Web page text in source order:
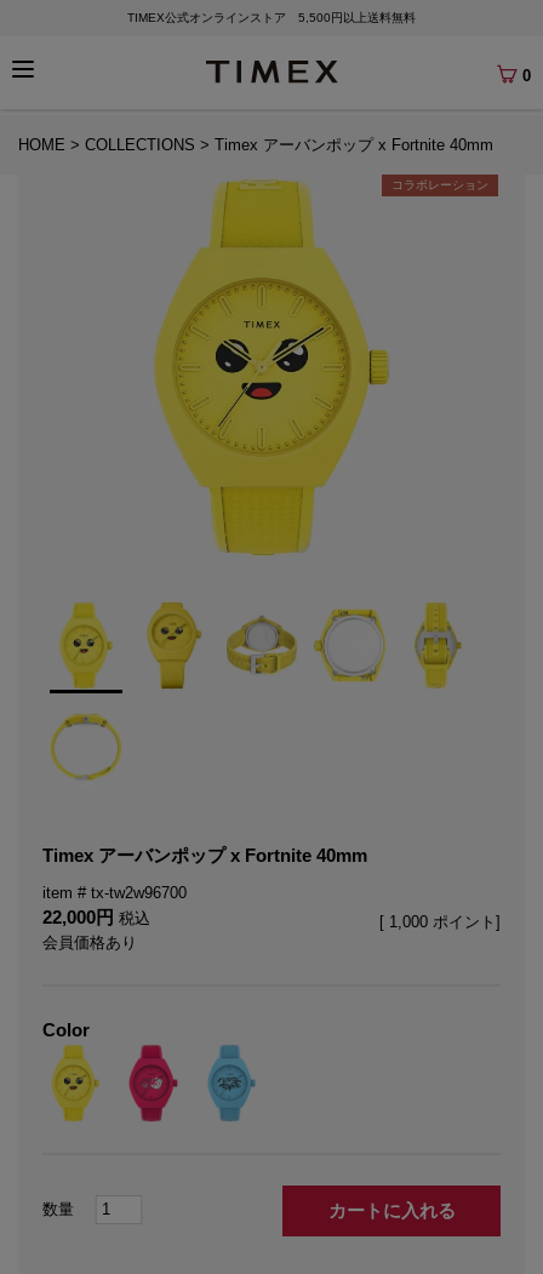
TIMEX公式オンラインストア 5,500円以上送料無料
0
HOME COLLECTIONS Timex アーバンポップ x Fortnite 40mm
コラボレーション
Timex アーバンポップ x Fortnite 40mm
tx-tw2w96700
22,000
税込
会員価格あり
[ 1,000 ポイント]
Color
カートに入れる